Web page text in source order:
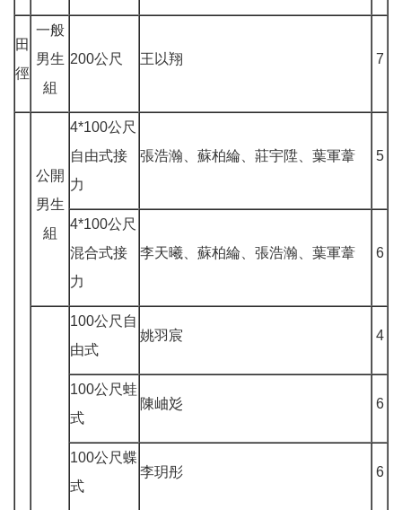
田
徑
一般
男生
組
200公尺 王以翔 7
公開
男生
組
4*100公尺
自由式接
力
張浩瀚、蘇柏綸、莊宇陞、葉軍葦 5
4*100公尺
混合式接
力
李天曦、蘇柏綸、張浩瀚、葉軍葦 6
100公尺自
由式
姚羽宸 4
100公尺蛙
式
陳岫彣 6
100公尺蝶
式
李玥彤 6